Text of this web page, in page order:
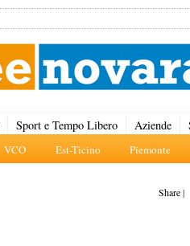
VCO Est-Ticino Piemonte
Sport e Tempo Libero Aziende
Share|